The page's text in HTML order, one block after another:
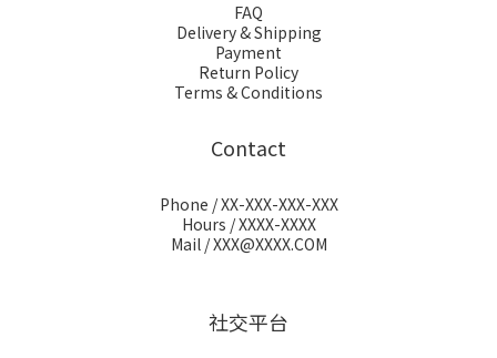
FAQ
Delivery & Shipping
Payment
Return Policy
Terms & Conditions
Contact
Phone / XX-XXX-XXX-XXX
Hours / XXXX-XXXX
Mail / XXX@XXXX.COM
社交平台